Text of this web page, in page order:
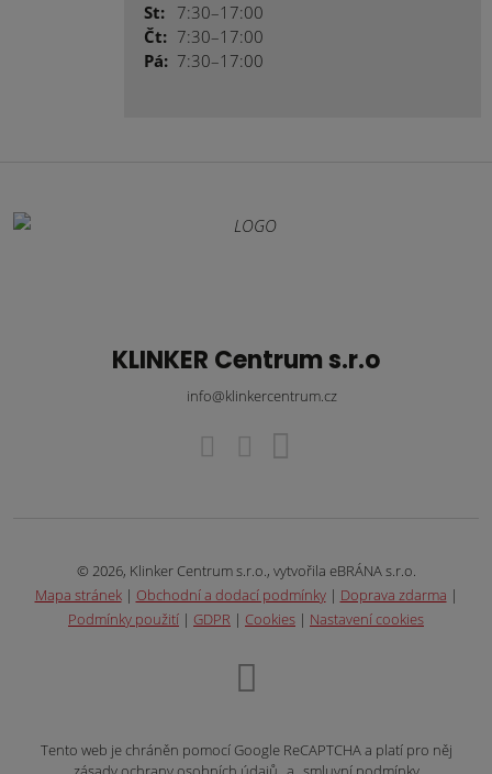
St: 7:30–17:00
Čt: 7:30–17:00
Pá: 7:30–17:00
KLINKER Centrum s.r.o
info@klinkercentrum.cz
© 2026, Klinker Centrum s.r.o., vytvořila eBRÁNA s.r.o.
Mapa stránek| Obchodní a dodací podmínky| Doprava zdarma |
Podmínky použití | GDPR | Cookies | Nastavení cookies
Tento web je chráněn pomocí Google ReCAPTCHA a platí pro něj